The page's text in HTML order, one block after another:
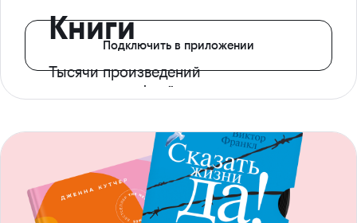
Книги
Тысячи произведений
с доступом офлайн
Подключить в приложении